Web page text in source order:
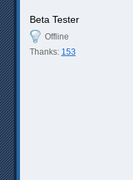
Beta Tester
Offline
Thanks: 153